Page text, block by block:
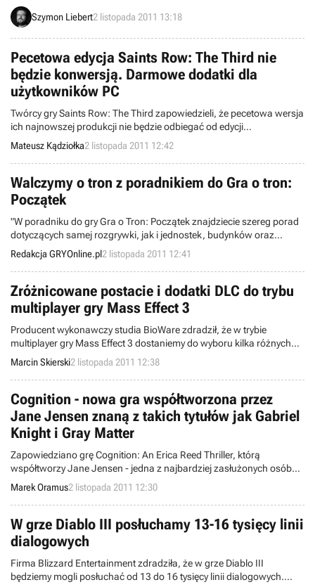
Bandai ma powody do zadowolenia, gdyż niszowa produkcja
japońskiego studia From Software zdobyła świetne recenzje i cieszy
Szymon Liebert2 listopada 2011 13:18
Pecetowa edycja Saints Row: The Third nie
będzie konwersją. Darmowe dodatki dla
użytkowników PC
Twórcy gry Saints Row: The Third zapowiedzieli, że pecetowa wersja
ich najnowszej produkcji nie będzie odbiegać od edycji
konsolowych, a w wielu aspektach nawet ją prześcignie. Posiadacze
komputerów PC otrzymają m.in. narzędzie do nagrywania filmów z
rozgrywki oraz liczne dodatki umilające zabawę z najnowszym
tytułem studia Volition Inc.
Mateusz Kądziołka2 listopada 2011 12:42
Walczymy o tron z poradnikiem do Gra o tron:
Początek
"W poradniku do gry Gra o Tron: Początek znajdziecie szereg porad
dotyczących samej rozgrywki, jak i jednostek, budynków oraz
rodów. Nie zabrakło w nim również szczegółowego opisu przejścia
kampanii, wzbogaconego wieloma obrazkami oraz dokładnymi
mapkami."
Redakcja GRYOnline.pl2 listopada 2011 12:41
Zróżnicowane postacie i dodatki DLC do trybu
multiplayer gry Mass Effect 3
Producent wykonawczy studia BioWare zdradził, że w trybie
multiplayer gry Mass Effect 3 dostaniemy do wyboru kilka różnych
postaci o odmiennych umiejętnościach. Z czasem możemy
spodziewać się kolejnych bohaterów i rozwijania rozgrywek
sieciowych za sprawą dodatków DLC.
Marcin Skierski2 listopada 2011 12:38
Cognition - nowa gra współtworzona przez
Jane Jensen znaną z takich tytułów jak Gabriel
Knight i Gray Matter
Zapowiedziano grę Cognition: An Erica Reed Thriller, którą
współtworzy Jane Jensen - jedna z najbardziej zasłużonych osób
dla gatunku przygodówek. Ma na swoim koncie m.in. serię Gabriel
Knight oraz zeszłoroczną produkcję Gray Matter.
Marek Oramus2 listopada 2011 12:30
W grze Diablo III posłuchamy 13-16 tysięcy linii
dialogowych
Firma Blizzard Entertainment zdradziła, że w grze Diablo III
będziemy mogli posłuchać od 13 do 16 tysięcy linii dialogowych.